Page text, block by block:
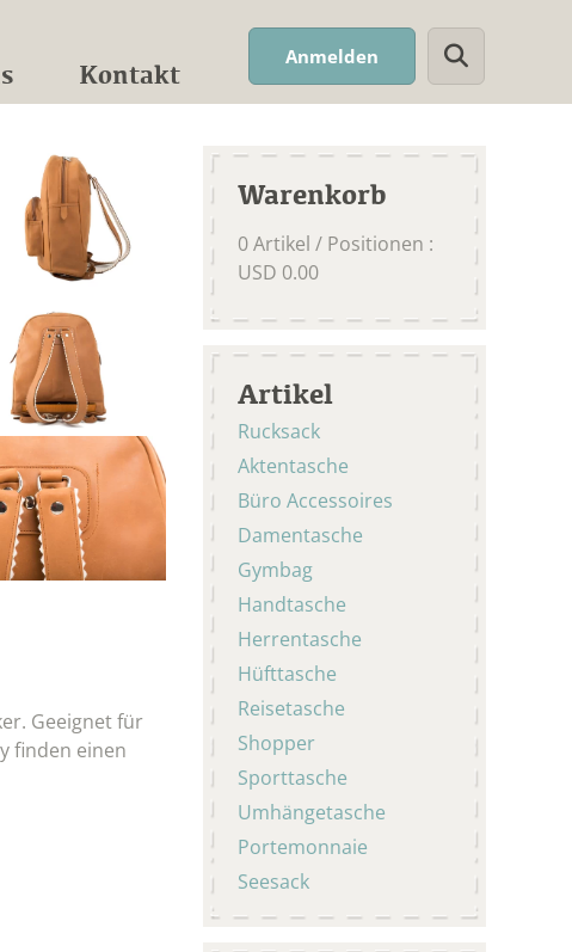
Kontakt
Anmelden Suchwort
Warenkorb
0Artikel / Positionen :
USD 0.00
Artikel
Rucksack
Aktentasche
Büro Accessoires
Damentasche
Gymbag
Handtasche
Herrentasche
Hüfttasche
Reisetasche
Shopper
Sporttasche
Umhängetasche
Portemonnaie
Seesack
Geeignet für
finden einen